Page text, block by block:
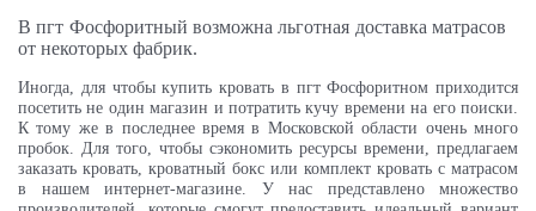
В пгт Фосфоритный возможна льготная доставка матрасов
от некоторых фабрик.
Иногда, для чтобы купить кровать в пгт Фосфоритном приходится
посетить не один магазин и потратить кучу времени на его поиски.
К тому же в последнее время в Московской области очень много
пробок. Для того, чтобы сэкономить ресурсы времени, предлагаем
заказать кровать, кроватный бокс или комплект кровать с матрасом
в нашем интернет-магазине. У нас представлено множество